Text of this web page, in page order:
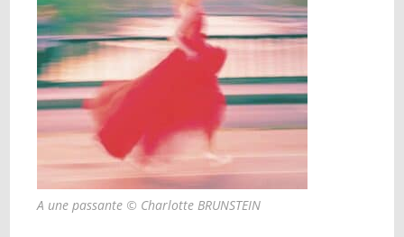
A une passante © Charlotte BRUNSTEIN